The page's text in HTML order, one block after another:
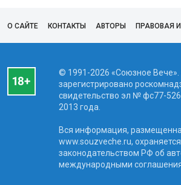
О САЙТЕ КОНТАКТЫ АВТОРЫ ПРАВОВАЯ
© 1991-2026 «Союзное Вече».
зарегистрировано
свидетельство эл № фc77-
2013 года.
Вся информация,
www.souzveche.ru,
законодательством РФ об
международными